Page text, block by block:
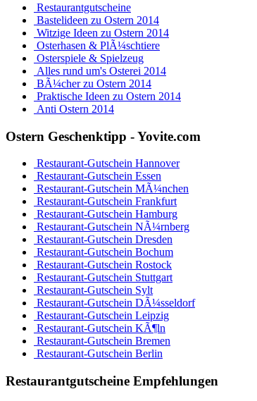
Restaurantgutscheine
Bastelideen zu Ostern 2014
Witzige Ideen zu Ostern 2014
Osterhasen & PlÃ¼schtiere
Osterspiele & Spielzeug
Alles rund um's Osterei 2014
BÃ¼cher zu Ostern 2014
Praktische Ideen zu Ostern 2014
Anti Ostern 2014
Ostern Geschenktipp - Yovite.com
Restaurant-Gutschein Hannover
Restaurant-Gutschein Essen
Restaurant-Gutschein MÃ¼nchen
Restaurant-Gutschein Frankfurt
Restaurant-Gutschein Hamburg
Restaurant-Gutschein NÃ¼rnberg
Restaurant-Gutschein Dresden
Restaurant-Gutschein Bochum
Restaurant-Gutschein Rostock
Restaurant-Gutschein Stuttgart
Restaurant-Gutschein Sylt
Restaurant-Gutschein DÃ¼sseldorf
Restaurant-Gutschein Leipzig
Restaurant-Gutschein KÃ¶ln
Restaurant-Gutschein Bremen
Restaurant-Gutschein Berlin
Restaurantgutscheine Empfehlungen